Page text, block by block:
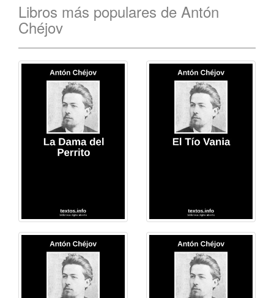
Libros más populares de Antón
Chéjov